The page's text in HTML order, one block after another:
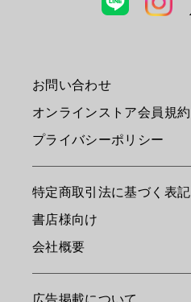
お問い合わせ
オンラインストア会員規約
プライバシーポリシー
特定商取引法に基づく表記
書店様向け
会社概要
広告掲載について